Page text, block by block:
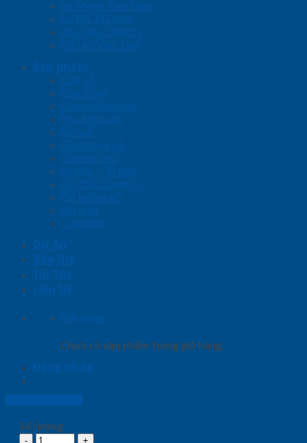
Sứ Mệnh Tầm Nhìn
Sơ Đồ Tổ Chức
Văn Hóa Công ty
Cơ Hội Việc Làm
Sản phẩm
Cửa gỗ
Cửa nhựa
Cửa chống cháy
Phụ kiện cửa
Sàn gỗ
Cầu thang gỗ
Giường ngủ
Kệ bếp – Tủ bếp
Nội thất trang trí
Ốp tường gỗ
Vách gỗ
Cửa kính
Dự Án
Báo Giá
Tin Tức
Liên hệ
Giỏ hàng
Chưa có sản phẩm trong giỏ hàng.
Đăng nhập
Số lượng: